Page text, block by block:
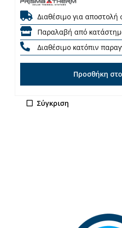
Διαθέσιμο για αποστολή
Παραλαβή από
Διαθέσιμο κατόπιν
Προσθήκη
Σύγκριση